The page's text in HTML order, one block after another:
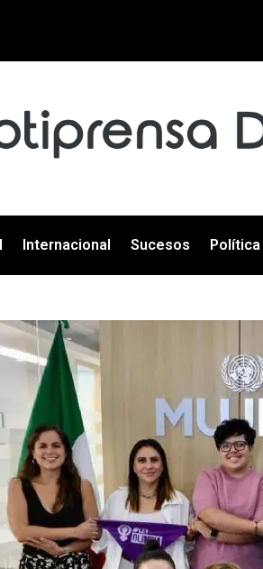
Internacional Sucesos Política